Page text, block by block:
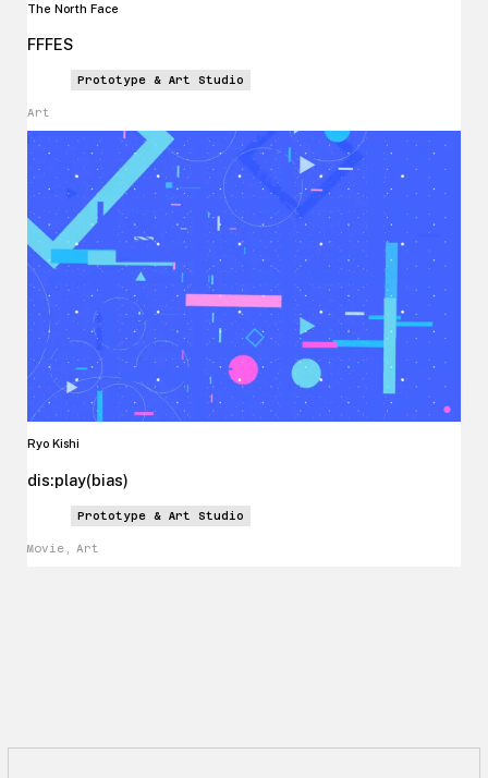
The North Face
FFFES
Prototype & Art Studio
Art
Ryo Kishi
dis:play(bias)
Prototype & Art Studio
Movie, Art